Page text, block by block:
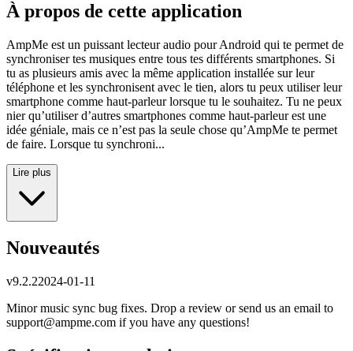
À propos de cette application
AmpMe est un puissant lecteur audio pour Android qui te permet de
synchroniser tes musiques entre tous tes différents smartphones. Si
tu as plusieurs amis avec la même application installée sur leur
téléphone et les synchronisent avec le tien, alors tu peux utiliser leur
smartphone comme haut-parleur lorsque tu le souhaitez. Tu ne peux
nier qu’utiliser d’autres smartphones comme haut-parleur est une
idée géniale, mais ce n’est pas la seule chose qu’AmpMe te permet
de faire. Lorsque tu synchroni...
Lire plus
Nouveautés
v9.2.22024-01-11
Minor music sync bug fixes. Drop a review or send us an email to
support@ampme.com if you have any questions!